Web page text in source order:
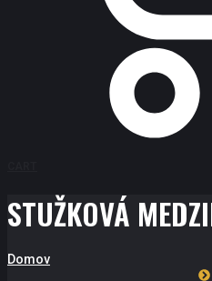
STUŽKOVÁ
Domov